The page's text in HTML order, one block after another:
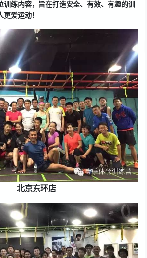
训练内容，旨在打造安全、有效、有趣的训
爱运动！
北京东环店